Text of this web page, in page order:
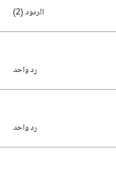
الردود (2)
رد واحد
رد واحد